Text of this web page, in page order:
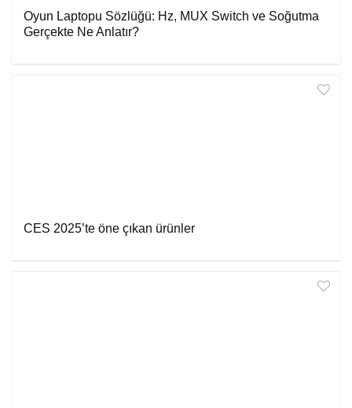
Oyun Laptopu Sözlüğü: Hz, MUX Switch ve Soğutma
Gerçekte Ne Anlatır?
CES 2025’te öne çıkan ürünler